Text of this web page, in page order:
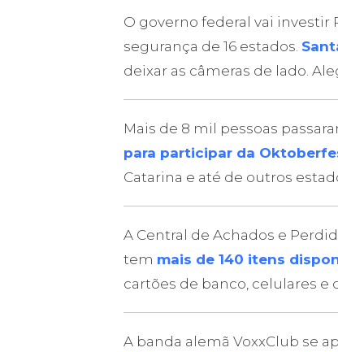
O governo federal vai investir
segurança de 16 estados.
deixar as câmeras de lado.
Mais de 8 mil pessoas
para participar da
Catarina e até de outros
A Central de Achados e
tem mais de 140 itens
cartões de banco, celulares e
A banda alemã VoxxClub se